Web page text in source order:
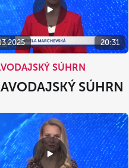
4 5 6 7 8 9
11 12 13 14 15 16
18 19 20 21 22 23
25 26 27 28
1 2 3 4 5 6
dnes vymazať zavrieť
20:31
SÚHRN
SÚHRN